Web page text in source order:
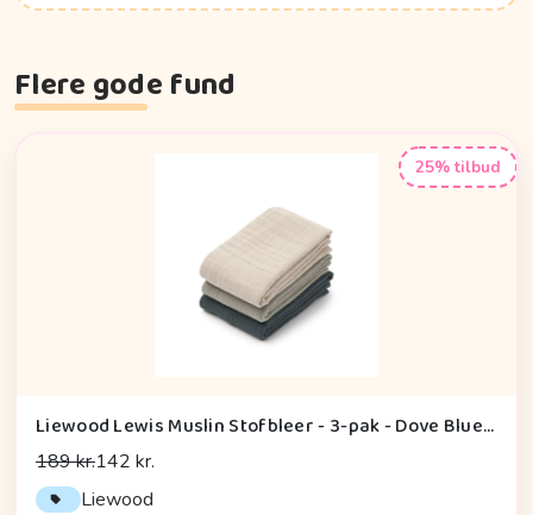
Flere gode fund
25% tilbud
Liewood Lewis Muslin Stofbleer - 3-pak - Dove Blue Mix
189 kr.142 kr.
Liewood